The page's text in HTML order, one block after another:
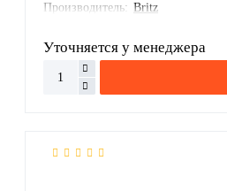
Производитель: Britz
Уточняется у менеджера